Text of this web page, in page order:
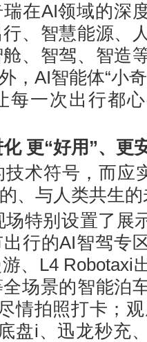
在AI领域的深
、智慧能源、
、智驾、智造
，AI智能体“小
每一次出行都
更“好用”、更
符号，而应
、与人类共生
别设置了展
行的AI智驾专
、L4 Robotaxi
场景的智能泊
情拍照打卡；
盘i、迅龙秒充